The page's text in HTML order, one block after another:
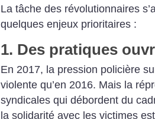
La tâche des révolutionnaires
quelques enjeux prioritaires :
1. Des pratiques
En 2017, la pression policière
violente qu’en 2016. Mais la
syndicales qui débordent du
la solidarité avec les victimes